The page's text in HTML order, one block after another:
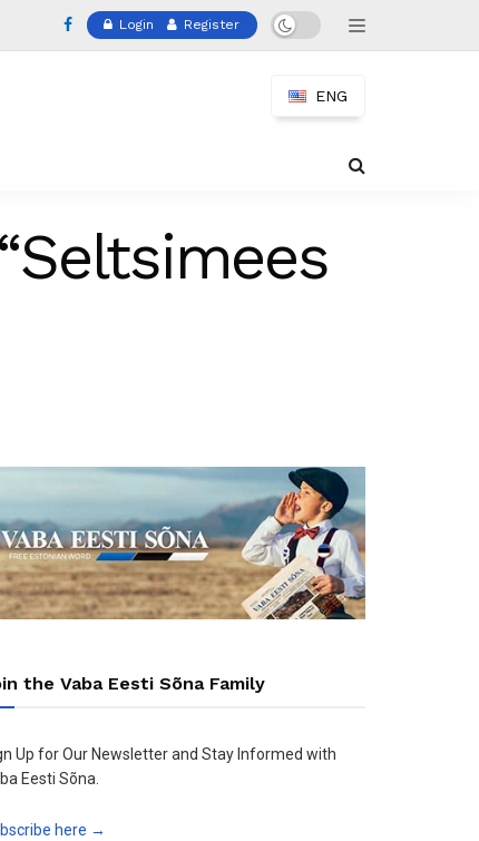
Login Register
ENG
the Vaba Eesti Sõna Family
Up for Our Newsletter and Stay Informed with
Eesti Sõna.
here →